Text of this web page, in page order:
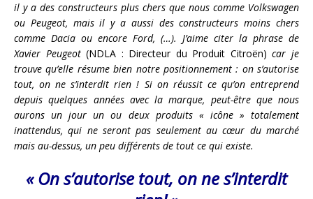
il y a des constructeurs plus chers que nous comme Volkswagen
ou Peugeot, mais il y a aussi des constructeurs moins chers
comme Dacia ou encore Ford, (…). J’aime citer la phrase de
Xavier Peugeot(NDLA : Directeur du Produit Citroën) car je
trouve qu’elle résume bien notre positionnement : on s’autorise
tout, on ne s’interdit rien ! Si on réussit ce qu’on entreprend
depuis quelques années avec la marque, peut-être que nous
aurons un jour un ou deux produits « icône » totalement
inattendus, qui ne seront pas seulement au cœur du marché
mais au-dessus, un peu différents de tout ce qui existe.
« On s’autorisetout, on ne s’interdit